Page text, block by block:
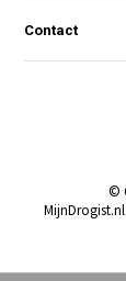
Contact
©